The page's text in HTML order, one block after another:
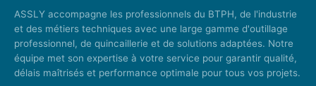
ASSLY accompagne les professionnels du BTPH, de l'industrie
et des métiers techniques avec une large gamme d'outillage
professionnel, de quincaillerie et de solutions adaptées. Notre
équipe met son expertise à votre service pour garantir qualité,
délais maîtrisés et performance optimale pour tous vos projets.